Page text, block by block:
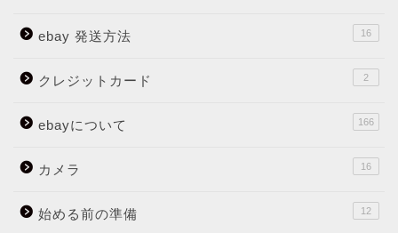
ebay 発送方法 16
クレジットカード 2
ebayについて 166
カメラ 16
始める前の準備 12